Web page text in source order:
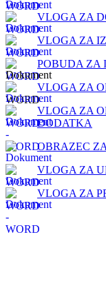
VLOGA ZA
VLOGA ZA
POBUDA ZA
VLOGA ZA
VLOGA ZA
DODATKA
OBRAZEC
VLOGA ZA
VLOGA ZA